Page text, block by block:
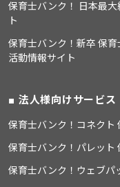
保育士バンク！ 日本最
ト
保育士バンク！新卒 保
活動情報サイト
法人様向けサービス
保育士バンク！コネクト
保育士バンク！パレット
保育士バンク！ウェブパ